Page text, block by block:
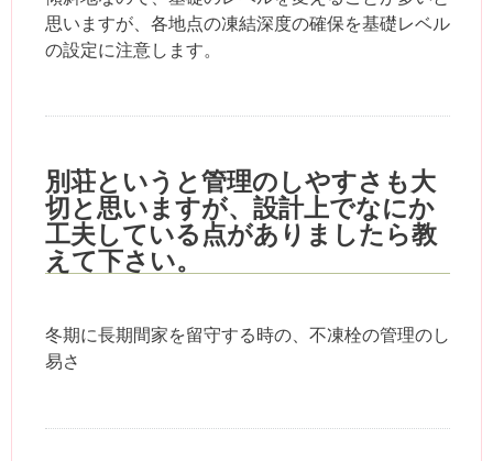
思いますが、各地点の凍結深度の確保を基礎レベル
の設定に注意します。
別荘というと管理のしやすさも大
切と思いますが、設計上でなにか
工夫している点がありましたら教
えて下さい。
冬期に長期間家を留守する時の、不凍栓の管理のし
易さ